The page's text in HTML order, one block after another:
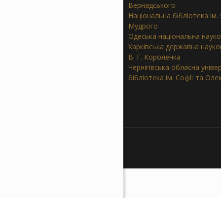
Вернадського
Національна бібліотека
Мудрого
Одеська національна
Харківська державна
В. Г. Короленка
Чернігівська обласна
бібліотека ім. Софії та